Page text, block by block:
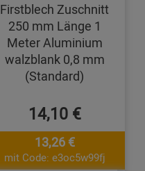
Firstblech Zuschnitt
250 mm Länge 1
Meter Aluminium
walzblank 0,8 mm
(Standard)
14,10 €
13,26 €
mit Code: e3oc5w99fj